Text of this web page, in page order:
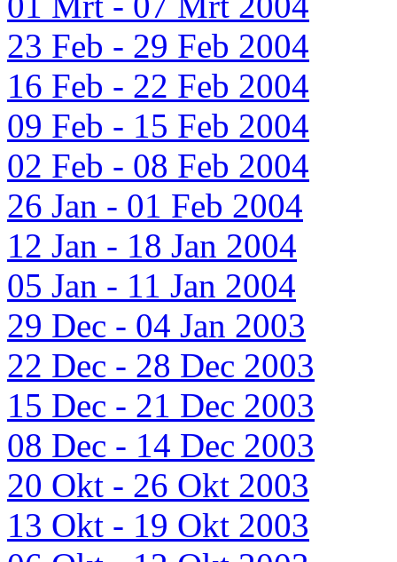
23 Feb - 29 Feb 2004
16 Feb - 22 Feb 2004
09 Feb - 15 Feb 2004
02 Feb - 08 Feb 2004
26 Jan - 01 Feb 2004
12 Jan - 18 Jan 2004
05 Jan - 11 Jan 2004
29 Dec - 04 Jan 2003
22 Dec - 28 Dec 2003
15 Dec - 21 Dec 2003
08 Dec - 14 Dec 2003
20 Okt - 26 Okt 2003
13 Okt - 19 Okt 2003